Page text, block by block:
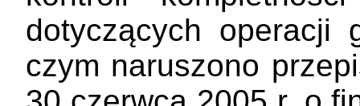
dotyczących operacji
czym naruszono